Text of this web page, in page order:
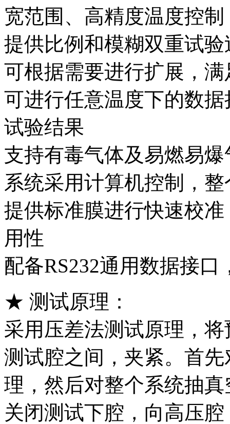
宽范围、高精度温度控
提供比例和模糊双重试
可根据需要进行扩展，
可进行任意温度下的数
试验结果
支持有毒气体及易燃易
系统采用计算机控制，
提供标准膜进行快速校
用性
配备RS232通用数据接口
★ 测试原理：
采用压差法测试原理，
测试腔之间，夹紧。首
理，然后对整个系统抽
关闭测试下腔，向高压